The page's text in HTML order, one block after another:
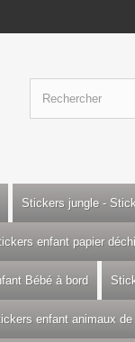
Stickers jungle -
enfant papier
Bébé à bord
enfant animaux